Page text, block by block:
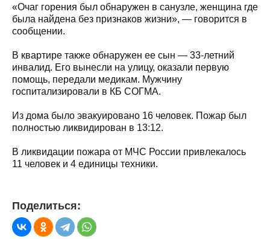
«Очаг горения был обнаружен в санузле, женщина где
была найдена без признаков жизни», — говорится в
сообщении.
В квартире также обнаружен ее сын — 33-летний
инвалид. Его вынесли на улицу, оказали первую
помощь, передали медикам. Мужчину
госпитализировали в КБ СОГМА.
Из дома было эвакуировано 16 человек. Пожар был
полностью ликвидирован в 13:12.
В ликвидации пожара от МЧС России привлекалось
11 человек и 4 единицы техники.
Поделиться: